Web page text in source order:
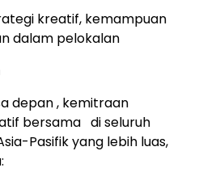
kreatif, kemampuan
dalam pelokalan
depan , kemitraan
bersama di seluruh
Pasifik yang lebih luas,